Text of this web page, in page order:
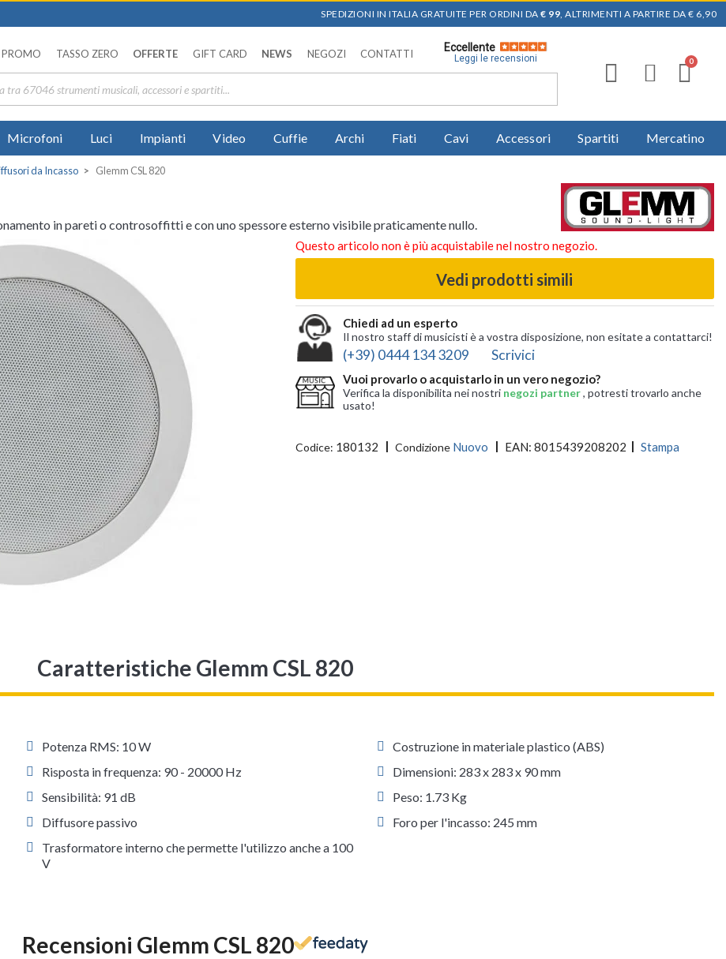
SPEDIZIONI IN ITALIA GRATUITE PER ORDINI DA € 99, ALTRIMENTI A PARTIRE DA € 6,90
PROMO TASSO ZERO OFFERTE GIFT CARD NEWS NEGOZI CONTATTI
Eccellente
Leggi le recensioni
Microfoni Luci Impianti Video Cuffie Archi Fiati Cavi Accessori Spartiti Mercatino
da Incasso Glemm CSL 820
in pareti o controsoffitti e con uno spessore esterno visibile praticamente nullo.
Questo articolo non è più acquistabile nel nostro negozio.
Vedi prodotti simili
Chiedi ad un esperto
Il nostro staff di musicisti è a vostra disposizione, non esitate a contattarci!
(+39) 0444 134 3209 Scrivici
Vuoi provarlo o acquistarlo in un vero negozio?
Verifica la disponibilita nei nostri negozi partner, potresti trovarlo anche
usato!
Codice: 180132 Condizione Nuovo EAN: 8015439208202 Stampa
Caratteristiche Glemm CSL 820
Potenza RMS: 10 W
Risposta in frequenza: 90 - 20000 Hz
Sensibilità: 91 dB
Diffusore passivo
Trasformatore interno che permette l'utilizzo anche a 100
V
Costruzione in materiale plastico (ABS)
Dimensioni: 283 x 283 x 90 mm
Peso: 1.73 Kg
Foro per l'incasso: 245 mm
Recensioni Glemm CSL 820